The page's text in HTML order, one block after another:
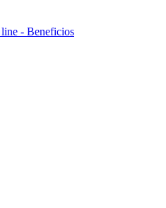
- Beneficios